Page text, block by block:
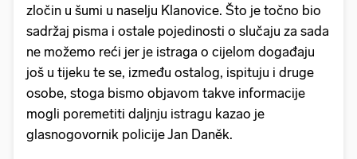
zločin u šumi u naselju Klanovice. Što je točno bio
sadržaj pisma i ostale pojedinosti o slučaju za sada
ne možemo reći jer je istraga o cijelom događaju
još u tijeku te se, između ostalog, ispituju i druge
osobe, stoga bismo objavom takve informacije
mogli poremetiti daljnju istragu kazao je
glasnogovornik policije Jan Daněk.